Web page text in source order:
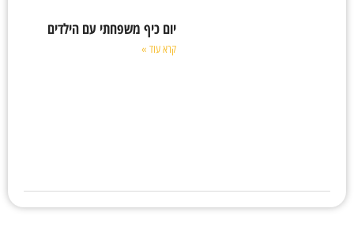
יום כיף משפחתי עם הילדים
קרא עוד »